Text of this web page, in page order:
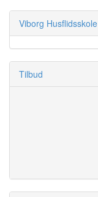
Viborg Husflidsskole
Tilbud